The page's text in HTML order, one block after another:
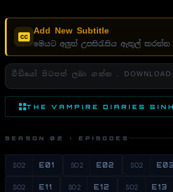
Add New Subtitle
මෙයට අලුත් උපසිරැසිය ඇතුල් කරන්න
වීඩියෝ පිටපත් ලබා ගන්න . DOWNLOAD
THE VAMPIRE DIARIES
SEASON 02 · EPISODES
S02 E01 S02 E02 S02 E03
S02 E11 S02 E12 S02 E13